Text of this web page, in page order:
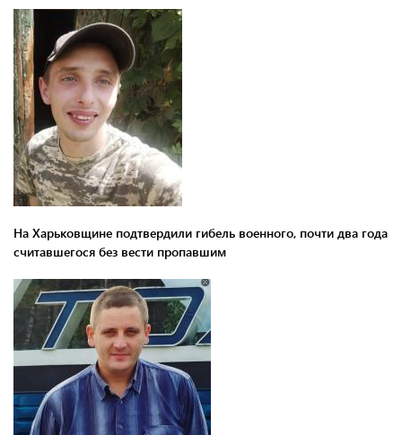
На Харьковщине подтвердили гибель военного, почти два года
считавшегося без вести пропавшим